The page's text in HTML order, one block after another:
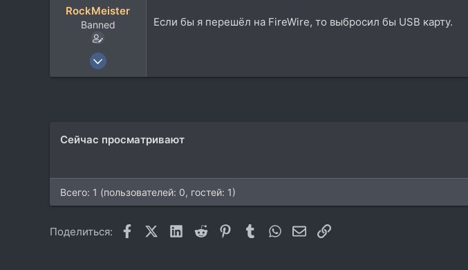
RockMeister
Banned
19 Авг 2008
Если бы я перешёл на FireWire, то выбросил бы USB карту.
Сейчас просматривают
Всего: 1 (пользователей: 0, гостей: 1)
Поделиться: FacebookX (Twitter)
LinkedIn
Reddit Pinterest
TumblrWhatsAppЭлектронная почта
Ссылка